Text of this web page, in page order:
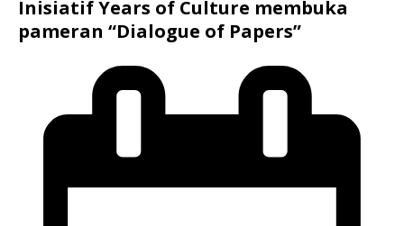
Inisiatif Years of Culture membuka
pameran “Dialogue of Papers”